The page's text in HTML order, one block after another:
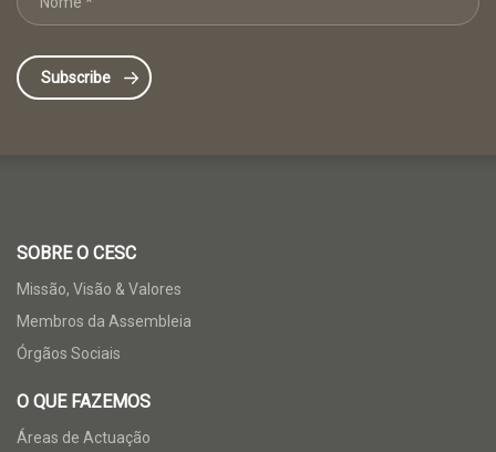
SOBRE O CESC
Missão, Visão & Valores
Membros da Assembleia
Órgãos Sociais
O QUE FAZEMOS
Áreas de Actuação